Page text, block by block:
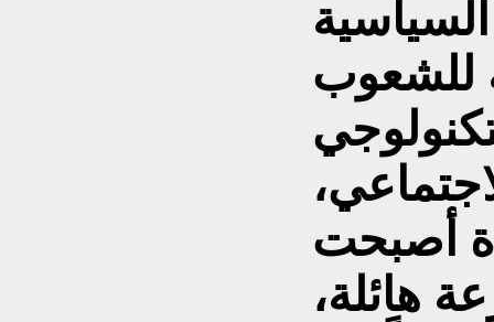
للشعوب
أصبحت
هائلة،